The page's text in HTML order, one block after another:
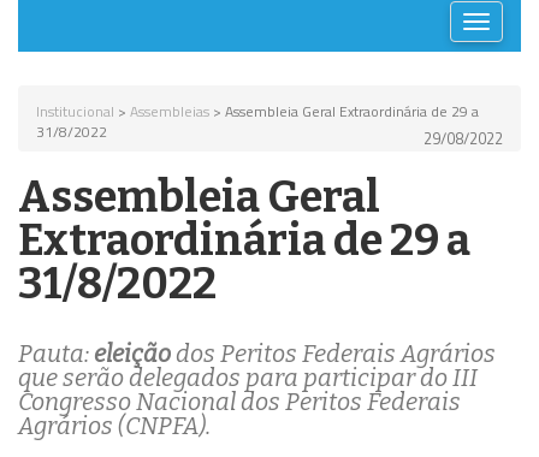
Toggle
Institucional > Assembleias > Assembleia Geral Extraordinária de 29 a
31/8/2022
29/08/2022
Assembleia Geral
Extraordinária de 29 a
31/8/2022
Pauta: eleição dos Peritos Federais Agrários
que serão delegados para participar do III
Congresso Nacional dos Peritos Federais
Agrários (CNPFA).